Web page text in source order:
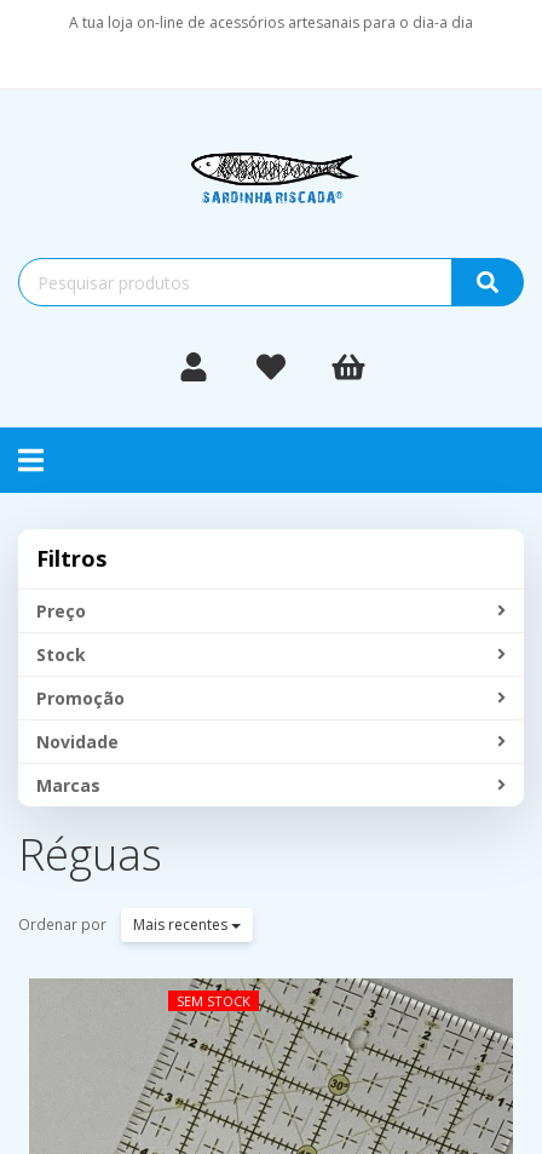
A tua loja on-line de acessórios artesanais para o dia-a dia
Toggle
navigation
Filtros
Preço
Stock
Promoção
Novidade
Marcas
Réguas
Ordenar por Mais recentes
SEM STOCK